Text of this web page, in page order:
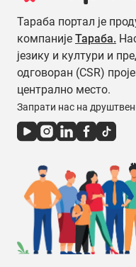
Тараба портал је
компаније Тараба.
језику и култури и
одговоран (CSR)
централно место.
Запрати нас на